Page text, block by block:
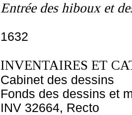
Entrée des hiboux et
1632
INVENTAIRES ET
Cabinet des dessins
Fonds des dessins et
INV 32664, Recto